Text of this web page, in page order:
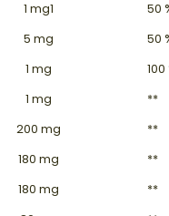
1 mg1
50
5 mg
50
1 mg
100
1 mg
**
200 mg
**
180 mg
**
180 mg
**